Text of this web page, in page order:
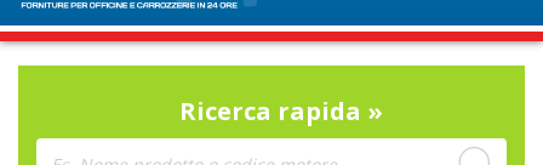
Ricerca rapida »